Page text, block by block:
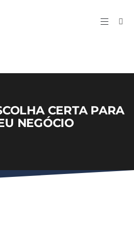
CERTA PARA
NEGÓCIO